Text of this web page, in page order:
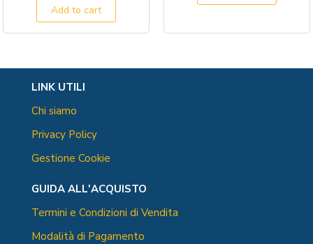
Add to cart
LINK UTILI
Chi siamo
Privacy Policy
Gestione Cookie
GUIDA ALL'ACQUISTO
Termini e Condizioni di Vendita
Modalità di Pagamento